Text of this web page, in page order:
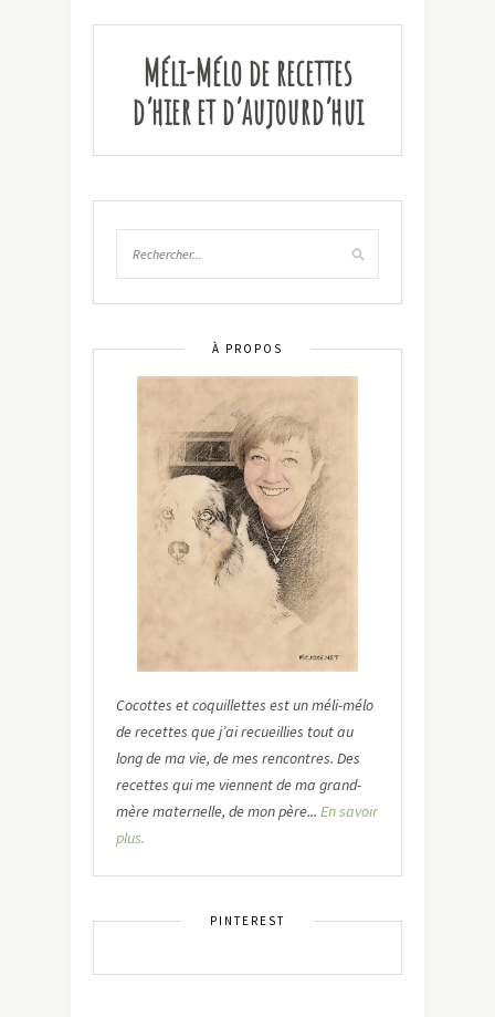
Méli-Mélo de recettes
d’hier et d’aujourd’hui
À PROPOS
Cocottes et coquillettes est un méli-mélo
de recettes que j’ai recueillies tout au
long de ma vie, de mes rencontres. Des
recettes qui me viennent de ma grand-
mère maternelle, de mon père... En savoir
plus.
PINTEREST